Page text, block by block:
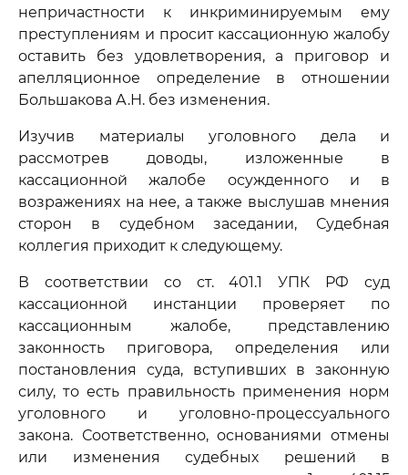
непричастности к инкриминируемым ему
преступлениям и просит кассационную жалобу
оставить без удовлетворения, а приговор и
апелляционное определение в отношении
Большакова А.Н. без изменения.
Изучив материалы уголовного дела и
рассмотрев доводы, изложенные в
кассационной жалобе осужденного и в
возражениях на нее, а также выслушав мнения
сторон в судебном заседании, Судебная
коллегия приходит к следующему.
В соответствии со ст. 401.1 УПК РФ суд
кассационной инстанции проверяет по
кассационным жалобе, представлению
законность приговора, определения или
постановления суда, вступивших в законную
силу, то есть правильность применения норм
уголовного и уголовно-процессуального
закона. Соответственно, основаниями отмены
или изменения судебных решений в